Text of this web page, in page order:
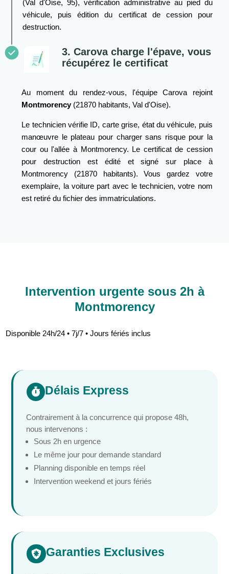
(Val d'Oise, 95), vérification administrative au pied du
véhicule, puis édition du certificat de cession pour
destruction.
3. Carova charge l'épave, vous
récupérez le certificat
Au moment du rendez-vous, l'équipe Carova rejoint
Montmorency(21870 habitants, Val d'Oise).
Le technicien vérifie ID, carte grise, état du véhicule, puis
manœuvre le plateau pour charger sans risque pour la
cour ou l'allée à Montmorency. Le certificat de cession
pour destruction est édité et signé sur place à
Montmorency (21870 habitants). Vous gardez votre
exemplaire, la voiture part avec le technicien, votre nom
est retiré du fichier des immatriculations.
Intervention urgente sous 2h à
Montmorency
Disponible 24h/24 • 7j/7 • Jours fériés inclus
 Délais Express
Contrairement à la concurrence qui propose 48h,
nous intervenons :
Sous 2h en urgence
Le même jour pour demande standard
Planning disponible en temps réel
Intervention weekend et jours fériés
 Garanties Exclusives